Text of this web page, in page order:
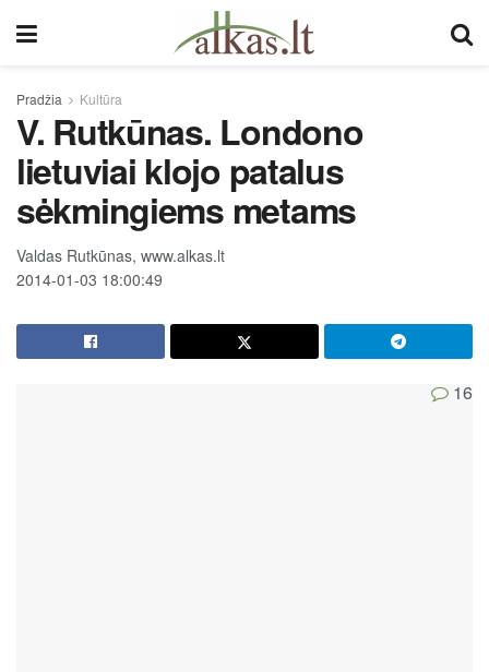
Pradžia Kultūra
V. Rutkūnas. Londono
lietuviai klojo patalus
sėkmingiems metams
Valdas Rutkūnas, www.alkas.lt
2014-01-03 18:00:49
16